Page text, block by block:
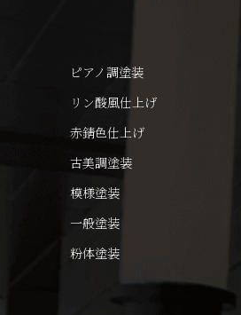
ピアノ調塗装
リン酸風仕上げ
赤錆色仕上げ
古美調塗装
模様塗装
一般塗装
粉体塗装